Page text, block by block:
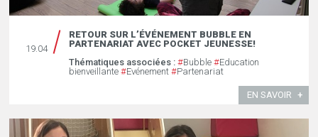
19.04
RETOUR SUR L’ÉVÉNEMENT BUBBLE EN
PARTENARIAT AVEC POCKET JEUNESSE!
Thématiques associées : #Bubble #Education
bienveillante #Evénement #Partenariat
EN SAVOIR